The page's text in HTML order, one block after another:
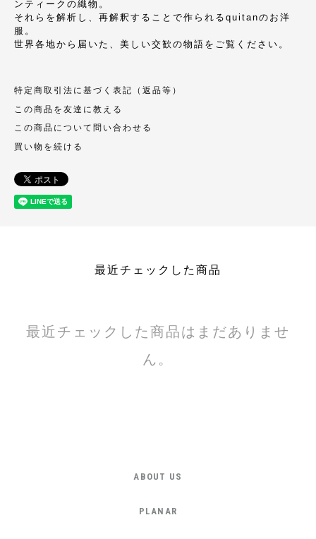
ンティークの織物。
それらを解析し、再解釈することで作られるquitanのお洋
服。
世界各地から届いた、美しい交歓の物語をご覧ください。
特定商取引法に基づく表記（返品等）
この商品を友達に教える
この商品について問い合わせる
買い物を続ける
最近チェックした商品
最近チェックした商品はまだありませ
ん。
ABOUT US
PLANAR